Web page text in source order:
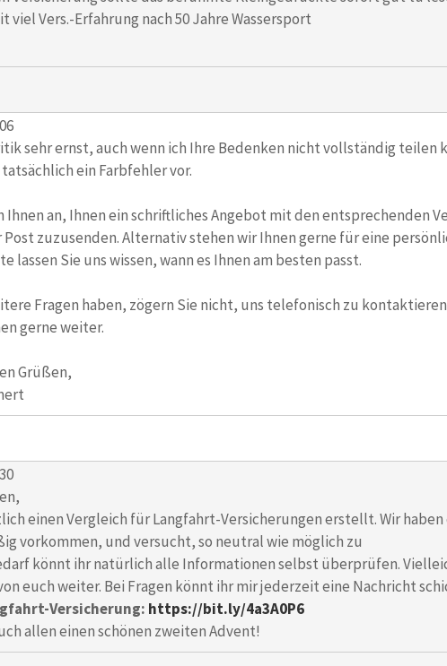
viel Vers.-Erfahrung nach 50 Jahre Wassersport
sehr ernst, auch wenn ich Ihre Bedenken nicht vollständig teilen
ein Farbfehler vor.
Ihnen an, Ihnen ein schriftliches Angebot mit den entsprechenden
Post zuzusenden. Alternativ stehen wir Ihnen gerne für eine
lassen Sie uns wissen, wann es Ihnen am besten passt.
Fragen haben, zögern Sie nicht, uns telefonisch zu
gerne weiter.
Grüßen,
einen Vergleich für Langfahrt-Versicherungen erstellt. Wir
vorkommen, und versucht, so neutral wie möglich zu
könnt ihr natürlich alle Informationen selbst überprüfen.
euch weiter. Bei Fragen könnt ihr mir jederzeit eine Nachricht
Versicherung: https://bit.ly/4a3A0P6
allen einen schönen zweiten Advent!